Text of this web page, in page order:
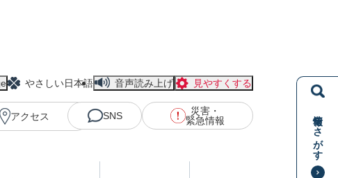
情報をさがす
やさしい日本語 音声読み上げ 見やすくする
アクセス SNS
災害・
緊急情報